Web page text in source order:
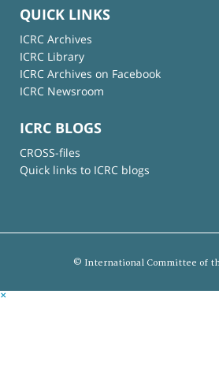
QUICK LINKS
ICRC Archives
ICRC Library
ICRC Archives on Facebook
ICRC Newsroom
ICRC BLOGS
CROSS-files
Quick links to ICRC blogs
© International Committee of
×